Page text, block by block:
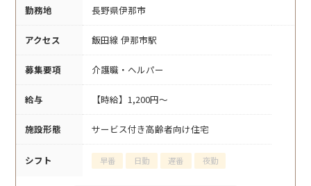
勤務地 長野県伊那市
アクセス 飯田線 伊那市駅
募集要項 介護職・ヘルパー
給与 【時給】1,200円～
施設形態 サービス付き高齢者向け住宅
シフト 早番 日勤 遅番 夜勤